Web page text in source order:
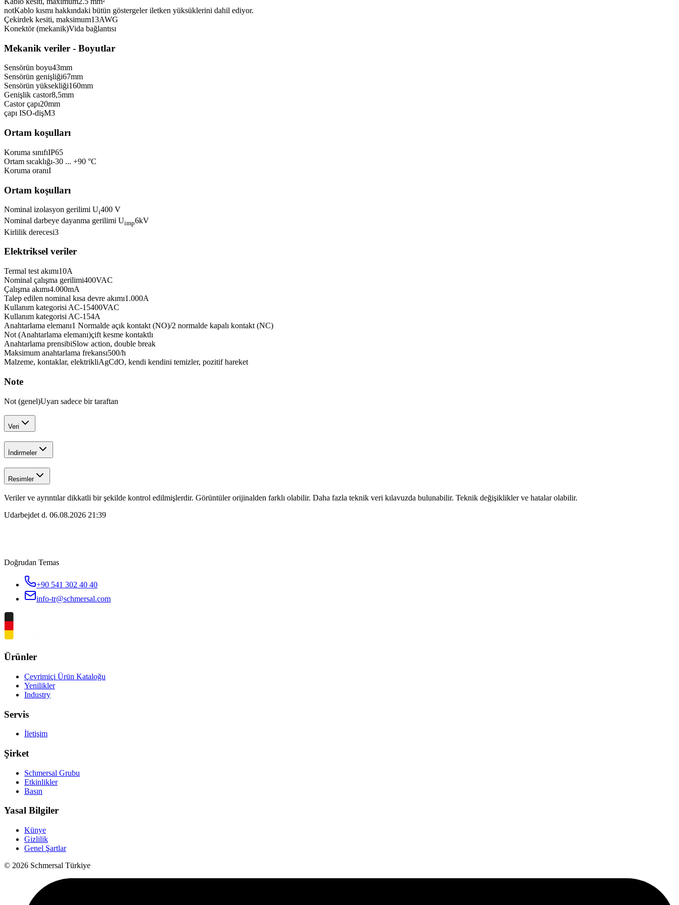
notKablo kısmı hakkındaki bütün göstergeler iletken yüksüklerini dahil ediyor.
Çekirdek kesiti, maksimum13AWG
Konektör (mekanik)Vida bağlantısı
Mekanik veriler - Boyutlar
Sensörün boyu43mm
Sensörün genişliği67mm
Sensörün yüksekliği160mm
Genişlik castor8,5mm
Castor çapı20mm
çapı ISO-dişM3
Ortam koşulları
Koruma sınıfıIP65
Ortam sıcaklığı-30 ... +90 °C
Koruma oranıI
Ortam koşulları
Nominal izolasyon gerilimi Ui400 V
Nominal darbeye dayanma gerilimi Uimp6kV
Kirlilik derecesi3
Elektriksel veriler
Termal test akımı10A
Nominal çalışma gerilimi400VAC
Çalışma akımı4.000mA
Talep edilen nominal kısa devre akımı1.000A
Kullanım kategorisi AC-15400VAC
Kullanım kategorisi AC-154A
Anahtarlama elemanı1 Normalde açık kontakt (NO)/2 normalde kapalı kontakt (NC)
Not (Anahtarlama elemanı)çift kesme kontaktlı
Anahtarlama prensibiSlow action, double break
Maksimum anahtarlama frekansı500/h
Malzeme, kontaklar, elektrikliAgCdO, kendi kendini temizler, pozitif hareket
Note
Not (genel)Uyarı sadece bir taraftan
Veri
İndirmeler
Resimler
Veriler ve ayrıntılar dikkatli bir şekilde kontrol edilmişlerdir. Görüntüler orijinalden farklı olabilir. Daha fazla teknik veri kılavuzda bulunabilir. Teknik değişiklikler ve hatalar olabilir.
Udarbejdet d. 06.08.2026 21:39
Doğrudan Temas
+90 541 302 40 40
info-tr@schmersal.com
Ürünler
Çevrimiçi Ürün Kataloğu
Yenilikler
Industry
Servis
İletişim
Şirket
Schmersal Grubu
Etkinlikler
Basın
Yasal Bilgiler
Künye
Gizlilik
Genel Şartlar
© 2026 Schmersal Türkiye